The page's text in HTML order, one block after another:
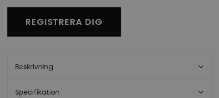
REGISTRERA DIG
Beskrivning
Specifikation